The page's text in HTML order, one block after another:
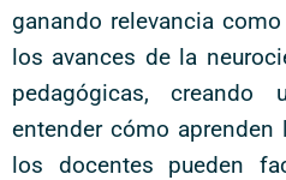
ganando relevancia
los avances de la
pedagógicas,
entender cómo
los docentes pueden